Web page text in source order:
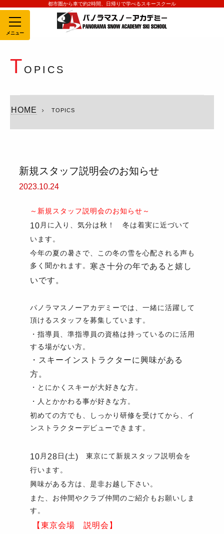
都市圏から車で約2時間、日帰りで学べるスキースクール
MENU
T OPICS
HOME TOPICS
新規スタッフ説明会のお知らせ
2023.10.24
～新規スタッフ説明会のお知らせ～
10 月に入り、気分は秋！ 冬は着実に近づいて
います。
今年の夏の暑さで、この冬の雪を心配される声も
多く聞かれます。 寒さ十分の年であると嬉し
いです。
パノラマスノーアカデミーでは、一緒に活躍して
頂けるスタッフを募集しています。
・指導員、準指導員の資格は持っているのに活用
する場がない方。
・スキーインストラクターに興味がある
方。
・とにかくスキーが大好きな方。
・人とかかわる事が好きな方。
初めての方でも、しっかり研修を受けてから、イ
ンストラクターデビューできます。
10 月 28日 (土) 東京にて新規スタッフ説明会を
行います。
興味がある方は、是非お越し下さい。
また、お仲間やクラブ仲間のご紹介もお願いしま
す。
【東京会場 説明会】